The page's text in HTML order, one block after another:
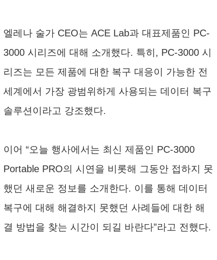
엘레나 술가 CEO는 ACE Lab과 대표제품인 PC-
3000 시리즈에 대해 소개했다. 특히, PC-3000 시
리즈는 모든 제품에 대한 복구 대응이 가능한 전
세계에서 가장 광범위하게 사용되는 데이터 복구
솔루션이라고 강조했다.
이어 “오늘 행사에서는 최신 제품인 PC-3000
Portable PRO의 시연을 비롯해 그동안 접하지 못
했던 새로운 정보를 소개한다. 이를 통해 데이터
복구에 대해 해결하지 못했던 사례들에 대한 해
결 방법을 찾는 시간이 되길 바란다”라고 전했다.